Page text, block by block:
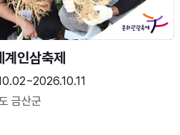
계인삼축제
금산군